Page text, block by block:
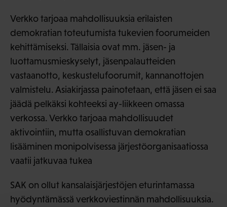
Verkko tarjoaa mahdollisuuksia erilaisten
demokratian toteutumista tukevien foorumeiden
kehittämiseksi. Tällaisia ovat mm. jäsen- ja
luottamusmieskyselyt, jäsenpalautteiden
vastaanotto, keskustelufoorumit, kannanottojen
valmistelu. Asiakirjassa painotetaan, että jäsen ei saa
jäädä pelkäksi kohteeksi ay-liikkeen omassa
verkossa. Verkko tarjoaa mahdollisuudet
aktivointiin, mutta osallistuvan demokratian
lisääminen monipolvisessa järjestöorganisaatiossa
vaatii jatkuvaa tukea
SAK on ollut kansalaisjärjestöjen eturintamassa
hyödyntämässä verkkoviestinnän mahdollisuuksia.